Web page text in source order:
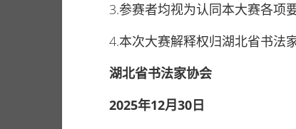
3.参赛者均视为认同本大赛各项要
4.本次大赛解释权归湖北省书法
湖北省书法家协会
2025年12月30日